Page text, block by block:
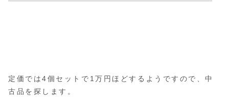
定価では4個セットで1万円ほどするようですので、中
古品を探します。